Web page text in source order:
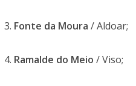
3. Fonte da Moura / Aldoar;
4. Ramalde do Meio / Viso;